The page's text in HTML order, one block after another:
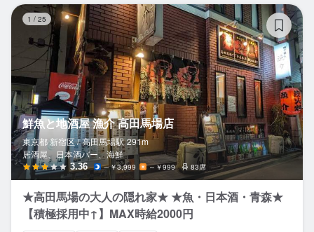
1 / 25
鮮魚と地酒屋 漁介 高田馬場店
東京都 新宿区 / 高田馬場駅 291m
居酒屋、日本酒バー、海鮮
3.36 ～￥3,999 ～￥999 83席
★高田馬場の大人の隠れ家★ ★魚・日本酒・青森★
【積極採用中↑】MAX時給2000円